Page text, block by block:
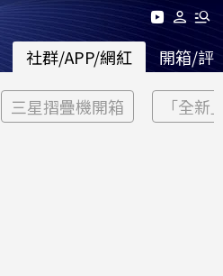
社群/APP/網紅 開箱/評
三星摺疊機開箱 「全新